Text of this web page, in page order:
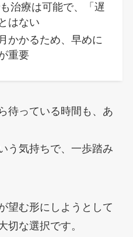
治療は可能で、「遅
はない
かかるため、早めに
重要
待っている時間も、あ
う気持ちで、一歩踏み
望む形にしようとして
切な選択です。